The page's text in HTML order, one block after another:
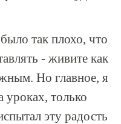
так плохо, что
- живите как
Но главное, я
уроках, только
эту радость